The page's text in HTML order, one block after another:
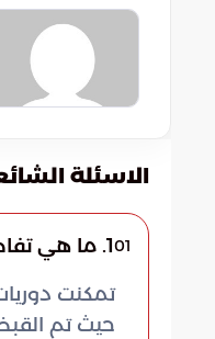
الاسئلة
011. ما هي تفاصيل العملية الأمنية التي شهدتها العاصمة المقدسة مؤخراً؟
تمكنت
حيث تم